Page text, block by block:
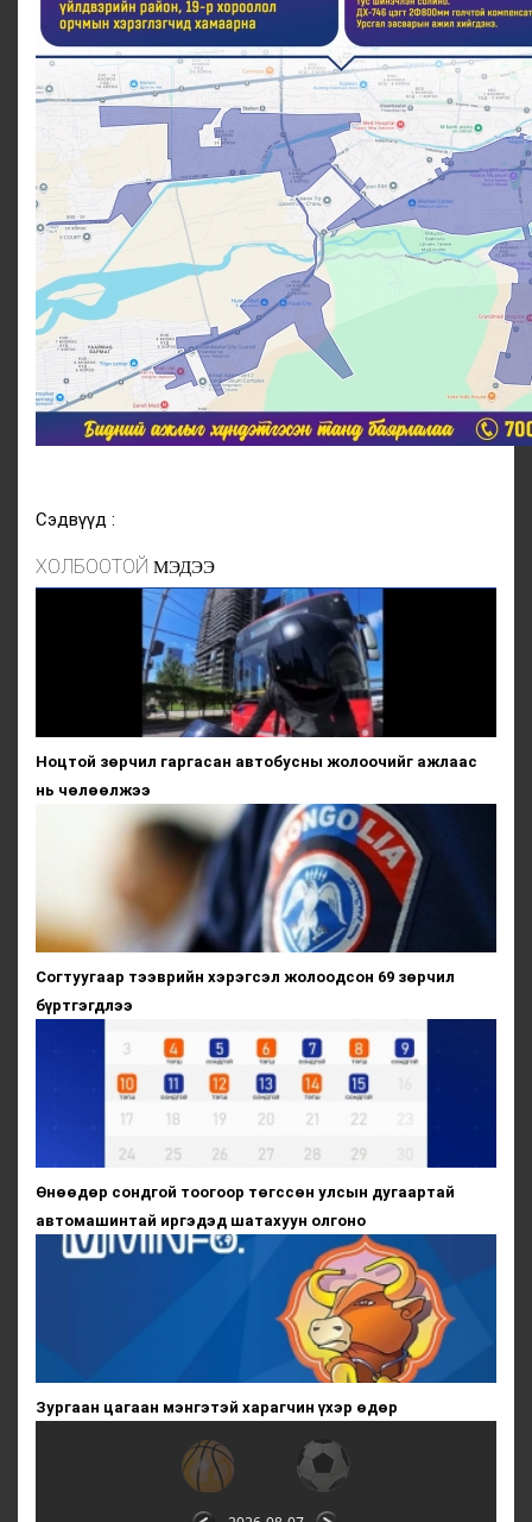
Сэдвүүд :
ХОЛБООТОЙ МЭДЭЭ
Ноцтой зөрчил гаргасан автобусны жолоочийг ажлаас
нь чөлөөлжээ
Согтуугаар тээврийн хэрэгсэл жолоодсон 69 зөрчил
бүртгэгдлээ
Өнөөдөр сондгой тоогоор төгссөн улсын дугаартай
автомашинтай иргэдэд шатахуун олгоно
Зургаан цагаан мэнгэтэй харагчин үхэр өдөр